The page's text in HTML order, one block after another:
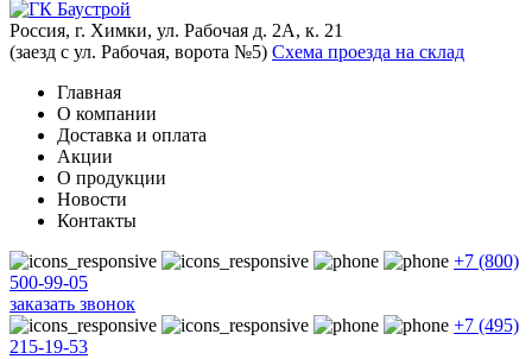
Россия, г. Химки, ул. Рабочая д. 2А, к. 21
(заезд с ул. Рабочая, ворота №5) Схема проезда на склад
Главная
О компании
Доставка и оплата
Акции
О продукции
Новости
Контакты
+7 (800)
500-99-05
заказать звонок
+7 (495)
215-19-53